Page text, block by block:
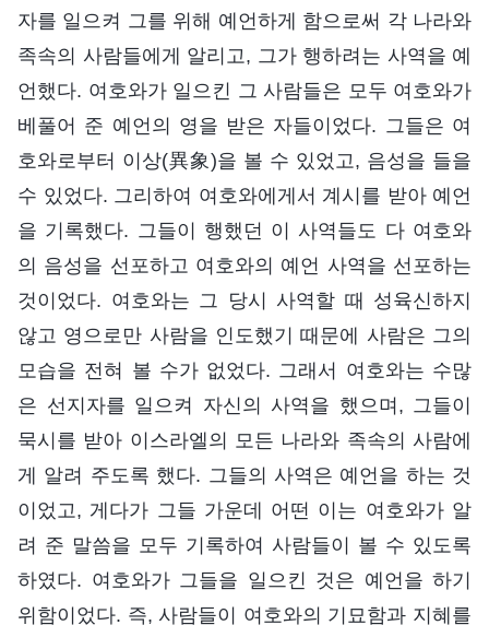
자를 일으켜 그를 위해 예언하게 함으로써 각 나라와
족속의 사람들에게 알리고, 그가 행하려는 사역을 예
언했다. 여호와가 일으킨 그 사람들은 모두 여호와가
베풀어 준 예언의 영을 받은 자들이었다. 그들은 여
호와로부터 이상(異象)을 볼 수 있었고, 음성을 들을
수 있었다. 그리하여 여호와에게서 계시를 받아 예언
을 기록했다. 그들이 행했던 이 사역들도 다 여호와
의 음성을 선포하고 여호와의 예언 사역을 선포하는
것이었다. 여호와는 그 당시 사역할 때 성육신하지
않고 영으로만 사람을 인도했기 때문에 사람은 그의
모습을 전혀 볼 수가 없었다. 그래서 여호와는 수많
은 선지자를 일으켜 자신의 사역을 했으며, 그들이
묵시를 받아 이스라엘의 모든 나라와 족속의 사람에
게 알려 주도록 했다. 그들의 사역은 예언을 하는 것
이었고, 게다가 그들 가운데 어떤 이는 여호와가 알
려 준 말씀을 모두 기록하여 사람들이 볼 수 있도록
하였다. 여호와가 그들을 일으킨 것은 예언을 하기
위함이었다. 즉, 사람들이 여호와의 기묘함과 지혜를